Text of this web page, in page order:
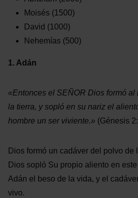
Moisés (1500)
David (1000)
Nehemías (500)
1. Adán
«Entonces el SEÑOR Dios formó al
la tierra, y sopló en su nariz el
hombre un ser viviente.» (Génesis
Dios formó un cadáver del polvo de
Dios sopló Su propio aliento en
Adán el beso de la vida, y el
vivo.